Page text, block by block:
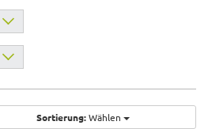
Sortierung: Wählen